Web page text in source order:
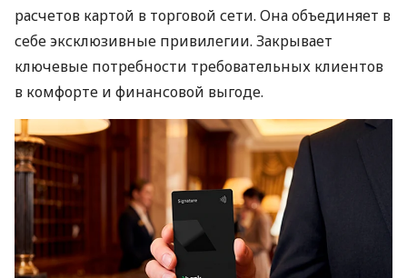
расчетов картой в торговой сети. Она объединяет в
себе эксклюзивные привилегии. Закрывает
ключевые потребности требовательных клиентов
в комфорте и финансовой выгоде.